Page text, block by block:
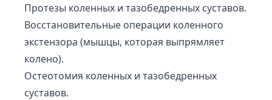
Протезы коленных и тазобедренных суставов.
Восстановительные операции коленного
экстензора (мышцы, которая выпрямляет
колено).
Остеотомия коленных и тазобедренных
суставов.